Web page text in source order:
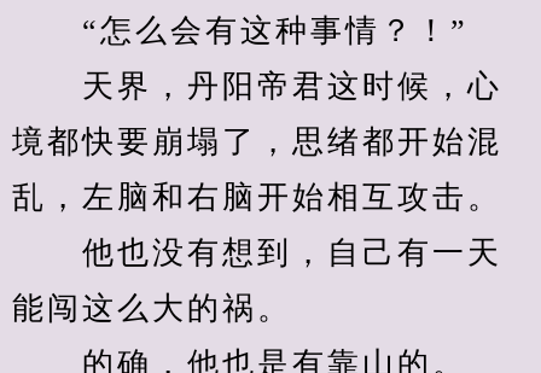
“怎么会有这种事情？！”
天界，丹阳帝君这时候，心
境都快要崩塌了，思绪都开始混
乱，左脑和右脑开始相互攻击。
他也没有想到，自己有一天
能闯这么大的祸。
的确，他也是有靠山的。